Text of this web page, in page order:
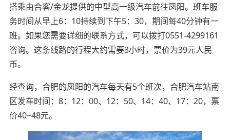
搭乘由合客/金龙提供的中型高一级汽车前往凤阳。班车服
务时间从早上6：10持续到下午5：30，期间每40分钟有一
班。如果您需要详细的联系方式，可以拨打0551-4299161
咨询。这条线路的行程大约需要3小时，票价为39元人民
币。
经查询，合肥的凤阳的汽车每天有5个班次，合肥汽车站南
区发车时间：8：12：00、12：50、14：40、17：20，票
价40~48元。